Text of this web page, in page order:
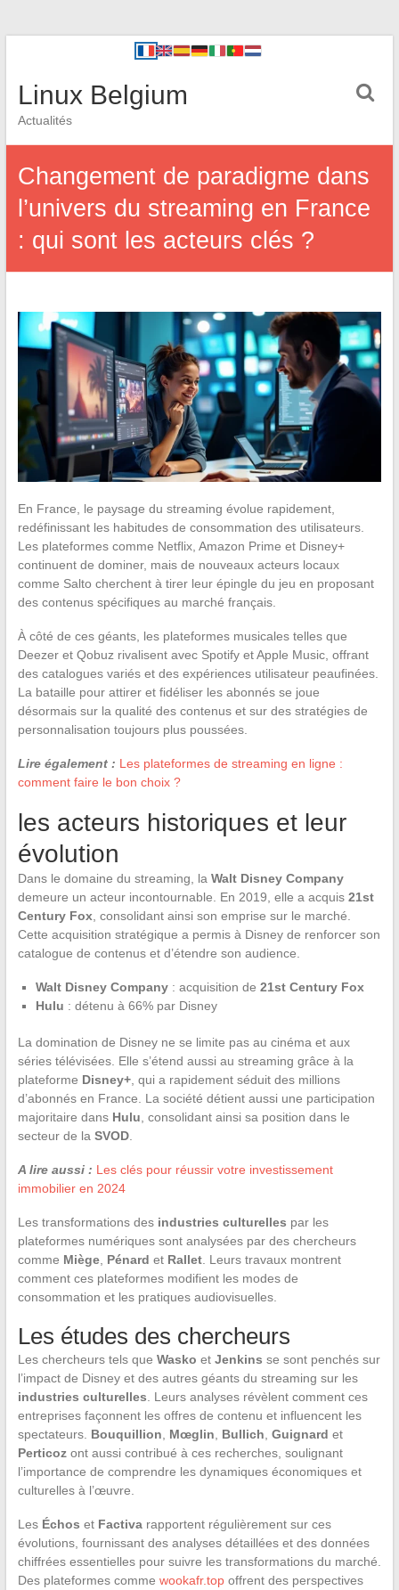
Linux Belgium
Actualités
Changement de paradigme dans
l’univers du streaming en France
: qui sont les acteurs clés ?
En France, le paysage du streaming évolue rapidement,
redéfinissant les habitudes de consommation des utilisateurs.
Les plateformes comme Netflix, Amazon Prime et Disney+
continuent de dominer, mais de nouveaux acteurs locaux
comme Salto cherchent à tirer leur épingle du jeu en proposant
des contenus spécifiques au marché français.
À côté de ces géants, les plateformes musicales telles que
Deezer et Qobuz rivalisent avec Spotify et Apple Music, offrant
des catalogues variés et des expériences utilisateur peaufinées.
La bataille pour attirer et fidéliser les abonnés se joue
désormais sur la qualité des contenus et sur des stratégies de
personnalisation toujours plus poussées.
Lire également : Les plateformes de streaming en ligne :
comment faire le bon choix ?
les acteurs historiques et leur
évolution
Dans le domaine du streaming, la Walt Disney Company
demeure un acteur incontournable. En 2019, elle a acquis 21st
Century Fox, consolidant ainsi son emprise sur le marché.
Cette acquisition stratégique a permis à Disney de renforcer son
catalogue de contenus et d’étendre son audience.
Walt Disney Company: acquisition de 21st Century Fox
Hulu : détenu à 66% par Disney
La domination de Disney ne se limite pas au cinéma et aux
séries télévisées. Elle s’étend aussi au streaming grâce à la
plateforme Disney+, qui a rapidement séduit des millions
d’abonnés en France. La société détient aussi une participation
majoritaire dans Hulu , consolidant ainsi sa position dans le
secteur de la SVOD.
A lire aussi : Les clés pour réussir votre investissement
immobilier en 2024
Les transformations des industries culturelles par les
plateformes numériques sont analysées par des chercheurs
comme Miège, Pénard et Rallet. Leurs travaux montrent
comment ces plateformes modifient les modes de
consommation et les pratiques audiovisuelles.
Les études des chercheurs
Les chercheurs tels que Wasko et Jenkins se sont penchés sur
l’impact de Disney et des autres géants du streaming sur les
industries culturelles . Leurs analyses révèlent comment ces
entreprises façonnent les offres de contenu et influencent les
spectateurs. Bouquillion Mœglin Bullich Guignard et
Perticozont aussi contribué à ces recherches, soulignant
l’importance de comprendre les dynamiques économiques et
culturelles à l’œuvre.
Les Échos et Factivarapportent régulièrement sur ces
évolutions, fournissant des analyses détaillées et des données
chiffrées essentielles pour suivre les transformations du marché.
Des plateformes comme wookafr.topoffrent des perspectives